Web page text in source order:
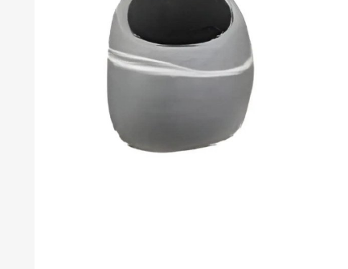
КАДИ И КАБИНИ
САНИТАРИЈА
ГАЛАНТЕРИЈА ЗА БАЊА